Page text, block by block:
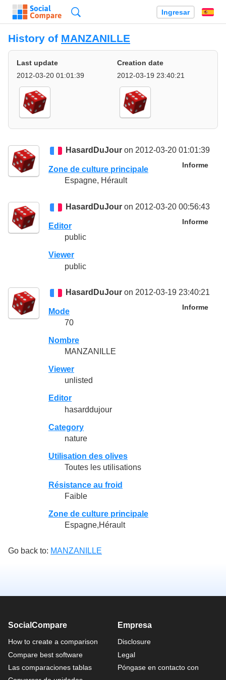
Ingresar
History of MANZANILLE
Last update
2012-03-20 01:01:39
Creation date
2012-03-19 23:40:21
HasardDuJour on 2012-03-20 01:01:39
Informe
Zone de culture principale
Espagne, Hérault
HasardDuJour on 2012-03-20 00:56:43
Informe
Editor
public
Viewer
public
HasardDuJour on 2012-03-19 23:40:21
Informe
Mode
70
Nombre
MANZANILLE
Viewer
unlisted
Editor
hasarddujour
Category
nature
Utilisation des olives
Toutes les utilisations
Résistance au froid
Faible
Zone de culture principale
Espagne,Hérault
Go back to: MANZANILLE
SocialCompare
How to create a comparison
Compare best software
Las comparaciones tablas
Empresa
Disclosure
Legal
Póngase en contacto con